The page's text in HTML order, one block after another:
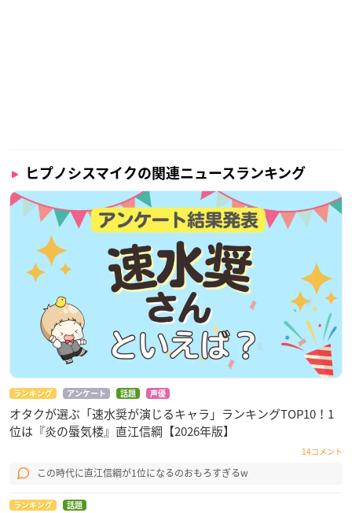
ヒプノシスマイクの関連ニュースランキング
ランキング アンケート 話題 声優
オタクが選ぶ「速水奨が演じるキャラ」ランキングTOP10！1
位は『炎の蜃気楼』直江信綱【2026年版】
14コメント
この時代に直江信綱が1位になるのおもろすぎるw
ランキング 話題